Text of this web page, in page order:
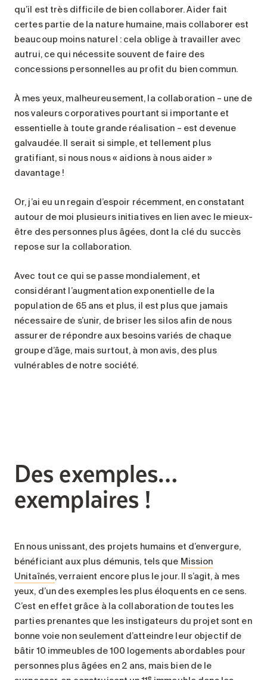
qu’il est très difficile de bien collaborer. Aider fait
certes partie de la nature humaine, mais collaborer est
beaucoup moins naturel : cela oblige à travailler avec
autrui, ce qui nécessite souvent de faire des
concessions personnelles au profit du bien commun.
À mes yeux, malheureusement, la collaboration – une de
nos valeurs corporatives pourtant si importante et
essentielle à toute grande réalisation – est devenue
galvaudée. Il serait si simple, et tellement plus
gratifiant, si nous nous « aidions à nous aider »
davantage !
Or, j’ai eu un regain d’espoir récemment, en constatant
autour de moi plusieurs initiatives en lien avec le mieux-
être des personnes plus âgées, dont la clé du succès
repose sur la collaboration.
Avec tout ce qui se passe mondialement, et
considérant l’augmentation exponentielle de la
population de 65 ans et plus, il est plus que jamais
nécessaire de s’unir, de briser les silos afin de nous
assurer de répondre aux besoins variés de chaque
groupe d’âge, mais surtout, à mon avis, des plus
vulnérables de notre société.
Des exemples…
exemplaires !
En nous unissant, des projets humains et d’envergure,
bénéficiant aux plus démunis, tels que Mission
Unitaînés, verraient encore plus le jour. Il s’agit, à mes
yeux, d’un des exemples les plus éloquents en ce sens.
C’est en effet grâce à la collaboration de toutes les
parties prenantes que les instigateurs du projet sont en
bonne voie non seulement d’atteindre leur objectif de
bâtir 10 immeubles de 100 logements abordables pour
personnes plus âgées en 2 ans, mais bien de le
e